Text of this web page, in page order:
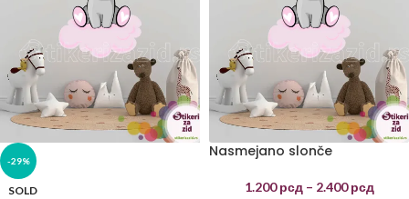
-29%
SOLD
Nasmejano slonče
1.200рсд – 2.400рсд